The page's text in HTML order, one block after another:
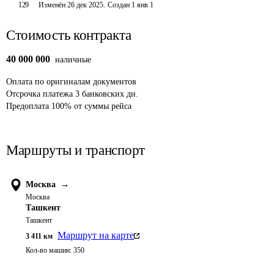
129 Изменён26 дек 2025. Создан 1 янв 1
Стоимость контракта
40 000 000 наличные
Оплата по оригиналам документов
Отсрочка платежа 3 банковских дн.
Предоплата 100% от суммы рейса
Маршруты и транспорт
Москва →
Москва
Ташкент
Ташкент
3 411 км Маршрут на карте
Кол-во машин: 350